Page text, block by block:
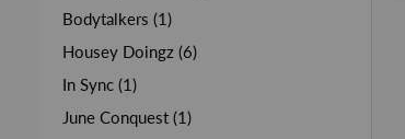
Bodytalkers (1)
Housey Doingz (6)
In Sync (1)
June Conquest (1)